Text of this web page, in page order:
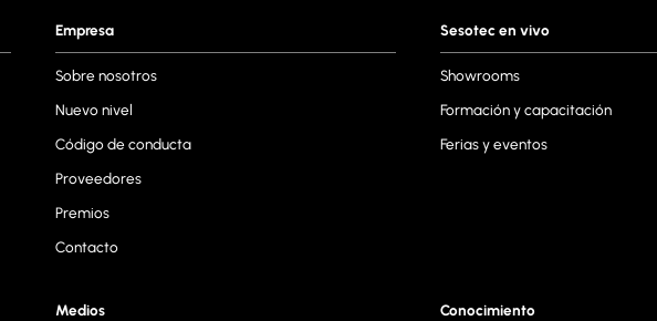
Empresa
Sobre nosotros
Nuevo nivel
Código de conducta
Proveedores
Premios
Contacto
Sesotec en vivo
Showrooms
Formación y capacitación
Ferias y eventos
Medios Conocimiento